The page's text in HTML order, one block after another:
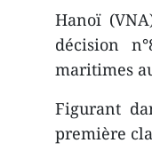
Hanoï
décision
maritimes
Figurant
première